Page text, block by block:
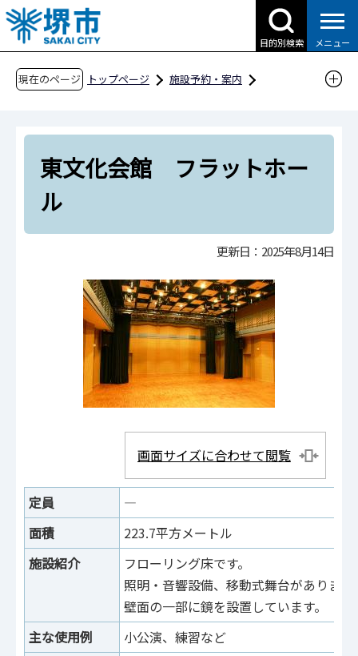
こ
の
ペ
目的別検索 メニュー
現在のページ トップページ
施設予約・案内
ホール・会館等
東文化会館
東文化会館施設詳細
東文化会館 フラットホール
東文化会館 フラットホー
ル
更新日：2025年8月14日
画面サイズに合わせて閲覧
定員
―
面積
223.7平方メートル
施設紹介
フローリング床です。
照明・音響設備、移動式舞台があります
壁面の一部に鏡を設置しています。
主な使用例
小公演、練習など